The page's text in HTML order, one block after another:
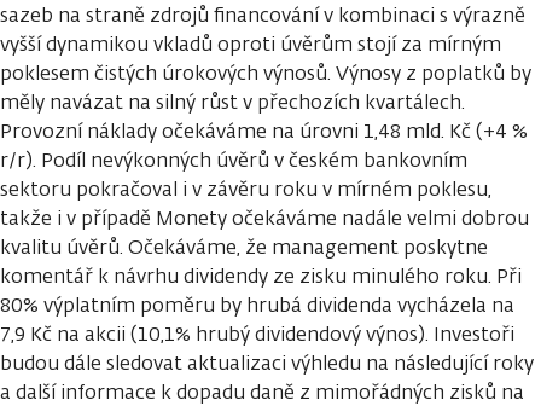
sazeb na straně zdrojů financování v kombinaci s výrazně
vyšší dynamikou vkladů oproti úvěrům stojí za mírným
poklesem čistých úrokových výnosů. Výnosy z poplatků by
měly navázat na silný růst v přechozích kvartálech.
Provozní náklady očekáváme na úrovni 1,48 mld. Kč (+4 %
r/r). Podíl nevýkonných úvěrů v českém bankovním
sektoru pokračoval i v závěru roku v mírném poklesu,
takže i v případě Monety očekáváme nadále velmi dobrou
kvalitu úvěrů. Očekáváme, že management poskytne
komentář k návrhu dividendy ze zisku minulého roku. Při
80% výplatním poměru by hrubá dividenda vycházela na
7,9 Kč na akcii (10,1% hrubý dividendový výnos). Investoři
budou dále sledovat aktualizaci výhledu na následující roky
a další informace k dopadu daně z mimořádných zisků na